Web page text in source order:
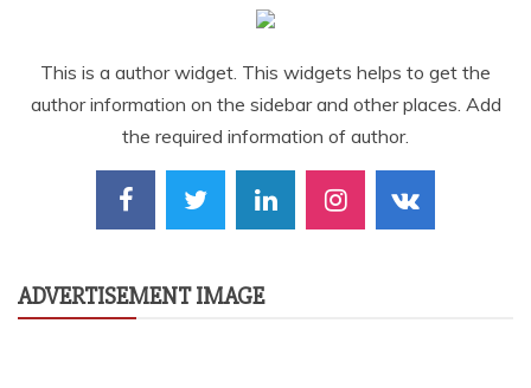
This is a author widget. This widgets helps to get the
author information on the sidebar and other places. Add
the required information of author.
ADVERTISEMENT IMAGE